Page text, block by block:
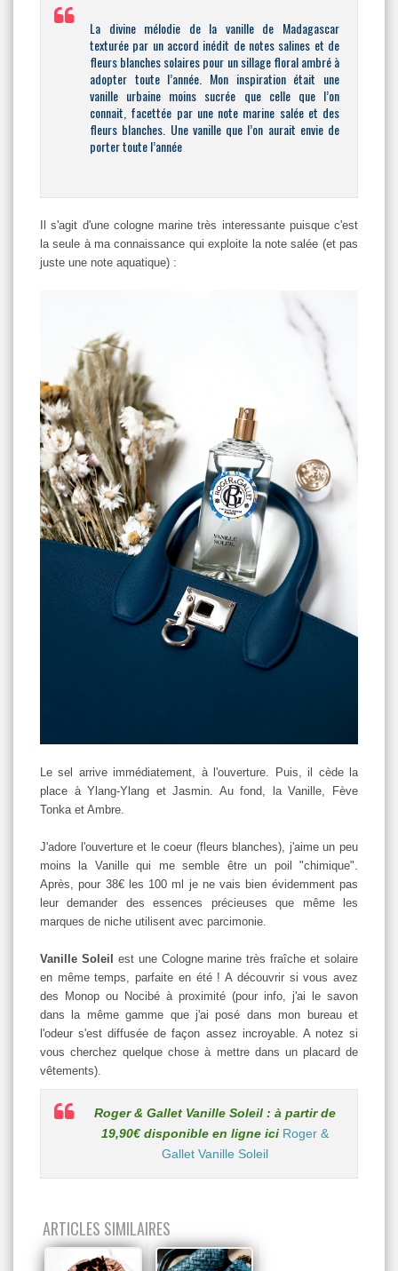
La divine mélodie de la vanille de Madagascar
texturée par un accord inédit de notes salines et de
fleurs blanches solaires pour un sillage floral ambré à
adopter toute l’année. Mon inspiration était une
vanille urbaine moins sucrée que celle que l’on
connait, facettée par une note marine salée et des
fleurs blanches. Une vanille que l’on aurait envie de
porter toute l’année
Il s'agit d'une cologne marine très interessante puisque c'est
la seule à ma connaissance qui exploite la note salée (et pas
juste une note aquatique) :
Le sel arrive immédiatement, à l'ouverture. Puis, il cède la
place à Ylang-Ylang et Jasmin. Au fond, la Vanille, Fève
Tonka et Ambre.
J'adore l'ouverture et le coeur (fleurs blanches), j'aime un peu
moins la Vanille qui me semble être un poil "chimique".
Après, pour 38€ les 100 ml je ne vais bien évidemment pas
leur demander des essences précieuses que même les
marques de niche utilisent avec parcimonie.
Vanille Soleil est une Cologne marine très fraîche et solaire
en même temps, parfaite en été ! A découvrir si vous avez
des Monop ou Nocibé à proximité (pour info, j'ai le savon
dans la même gamme que j'ai posé dans mon bureau et
l'odeur s'est diffusée de façon assez incroyable. A notez si
vous cherchez quelque chose à mettre dans un placard de
vêtements).
Roger & Gallet Vanille Soleil : à partir de
19,90€ disponible en ligne ici Roger &
Gallet Vanille Soleil
ARTICLES SIMILAIRES